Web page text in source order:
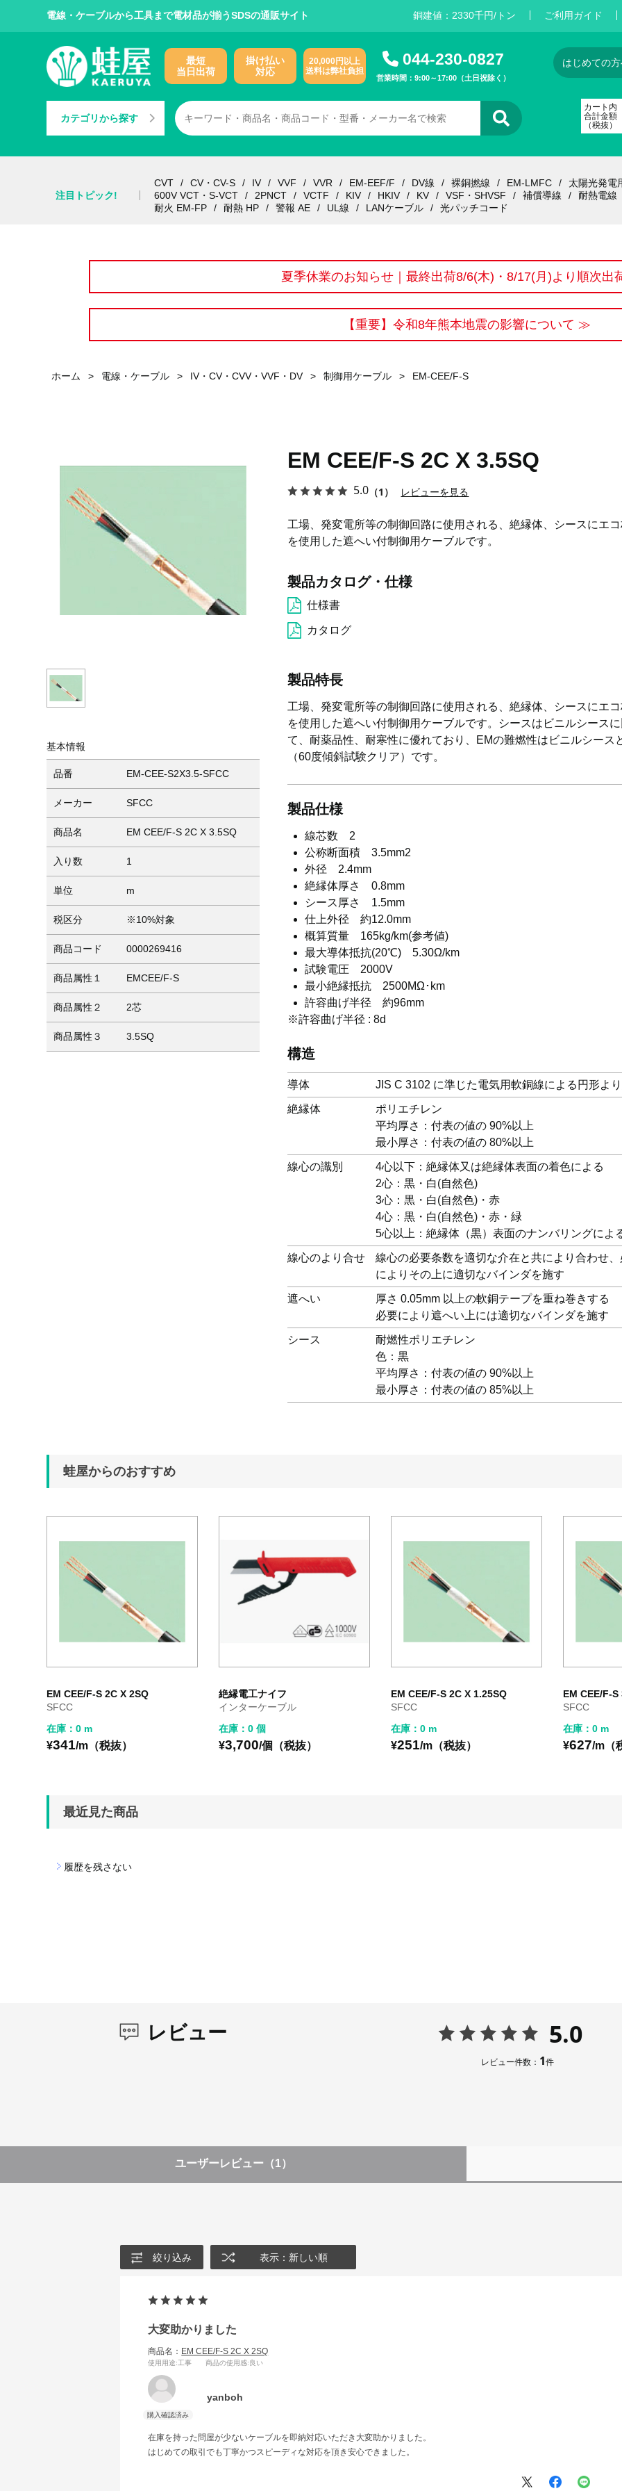
電線・ケーブルから工具まで電材品が揃うSDSの通販サイト 銅建値： 2330千円/トン ご利用ガイド
最短
当日出荷
掛け払い
対応
20,000円以上
送料は弊社負担
044-230-0827
営業時間：9:00～17:00（土日祝除く）
カテゴリから探す
はじめての
カート内
合計金額
（税抜）
注目トピック!
CVT CV・CV-S IV VVF VVR EM-EEF/F DV線 裸銅撚線 EM-LMFC
太陽光発電
600V VCT・S-VCT
2PNCT VCTF KIV HKIV KV VSF・SHVSF 補償導線
耐熱電線
耐火 EM-FP
耐熱 HP 警報 AE UL線 LANケーブル 光パッチコード
夏季休業のお知らせ｜最終出荷8/6(木)・8/17(月)より順次出
【重要】令和8年熊本地震の影響について ≫
ホーム > 電線・ケーブル > IV・CV・CVV・VVF・DV > 制御用ケーブル > EM-CEE/F-S
基本情報
品番 EM-CEE-S2X3.5-SFCC
メーカー SFCC
商品名 EM CEE/F-S 2C X 3.5SQ
入り数 1
単位 m
税区分 ※10%対象
商品コード 0000269416
商品属性１ EMCEE/F-S
商品属性２ 2芯
商品属性３ 3.5SQ
EM CEE/F-S 2C X 3.5SQ
5.0 （1） レビューを見る
工場、発変電所等の制御回路に使用される、絶縁体、シースにエ
を使用した遮へい付制御用ケーブルです。
製品カタログ・仕様
仕様書
カタログ
製品特長
工場、発変電所等の制御回路に使用される、絶縁体、シースにエ
を使用した遮へい付制御用ケーブルです。シースはビニルシース
て、耐薬品性、耐寒性に優れており、EMの難燃性はビニルシース
（60度傾斜試験クリア）です。
製品仕様
線芯数 2
公称断面積 3.5mm2
外径 2.4mm
絶縁体厚さ 0.8mm
シース厚さ 1.5mm
仕上外径 約12.0mm
概算質量 165kg/km(参考値)
最大導体抵抗(20℃) 5.30Ω/km
試験電圧 2000V
最小絶縁抵抗 2500MΩ･km
許容曲げ半径 約96mm
※許容曲げ半径 : 8d
構造
導体 JIS C 3102 に準じた電気用軟銅線による円形よ
絶縁体
ポリエチレン
平均厚さ：付表の値の 90%以上
最小厚さ：付表の値の 80%以上
線心の識別
4心以下：絶縁体又は絶縁体表面の着色による
2心：黒・白(自然色)
3心：黒・白(自然色)・赤
4心：黒・白(自然色)・赤・緑
5心以上：絶縁体（黒）表面のナンバリングによ
線心のより合せ
線心の必要条数を適切な介在と共により合わせ
によりその上に適切なバインダを施す
遮へい
厚さ 0.05mm 以上の軟銅テープを重ね巻きする
必要により遮へい上には適切なバインダを施す
シース
耐燃性ポリエチレン
色：黒
平均厚さ：付表の値の 90%以上
最小厚さ：付表の値の 85%以上
蛙屋からのおすすめ
EM CEE/F-S 2C X 2SQ
SFCC
在庫：0 m
¥341/m（税抜）
絶縁電工ナイフ
インターケーブル
在庫：0 個
¥3,700/個（税抜）
EM CEE/F-S 2C X 1.25SQ
SFCC
在庫：0 m
¥251/m（税抜）
EM CEE/F-S
SFCC
在庫：0 m
¥627/m（
最近見た商品
履歴を残さない
レビュー 5.0
レビュー件数： 1件
ユーザーレビュー （1）
絞り込み 表示：新しい順
大変助かりました
商品名： EM CEE/F-S 2C X 2SQ
使用用途:工事 商品の使用感:良い
yanboh
在庫を持った問屋が少ないケーブルを即納対応いただき大変助かりました。
はじめての取引でも丁寧かつスピーディな対応を頂き安心できました。